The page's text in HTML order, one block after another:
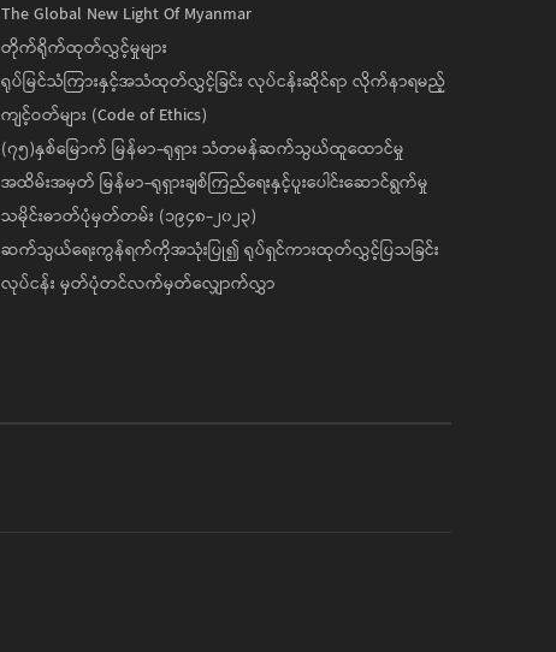
The Global New Light Of Myanmar
တိုက်ရိုက်ထုတ်လွှင့်မှုများ
ရုပ်မြင်သံကြားနှင့်အသံထုတ်လွှင့်ခြင်း လုပ်ငန်းဆိုင်ရာ လိုက်နာရမည့်
ကျင့်ဝတ်များ (Code of Ethics)
(၇၅)နှစ်မြောက် မြန်မာ-ရုရှား သံတမန်ဆက်သွယ်ထူထောင်မှု
အထိမ်းအမှတ် မြန်မာ-ရုရှားချစ်ကြည်ရေးနှင့်ပူးပေါင်းဆောင်ရွက်မှု
သမိုင်းဓာတ်ပုံမှတ်တမ်း (၁၉၄၈-၂၀၂၃)
ဆက်သွယ်ရေးကွန်ရက်ကိုအသုံးပြု၍ ရုပ်ရှင်ကားထုတ်လွှင့်ပြသခြင်း
လုပ်ငန်း မှတ်ပုံတင်လက်မှတ်လျှောက်လွှာ